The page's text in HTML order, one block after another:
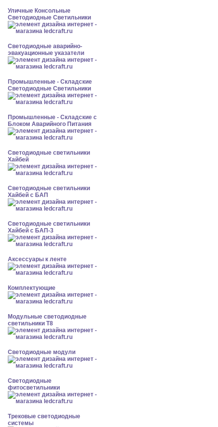
Уличные Консольные
Светодиодные Светильники
Светодиодные аварийно-
эвакуационные указатели
Промышленные - Складские
Светодиодные Светильники
Промышленные - Складские с
Блоком Аварийного Питания
Светодиодные светильники
Хайбей
Светодиодные светильники
Хайбей с БАП
Светодиодные светильники
Хайбей с БАП-3
Аксессуары к ленте
Комплектующие
Модульные светодиодные
светильники Т8
Светодиодные модули
Светодиодные
фитосветильники
Трековые светодиодные
системы